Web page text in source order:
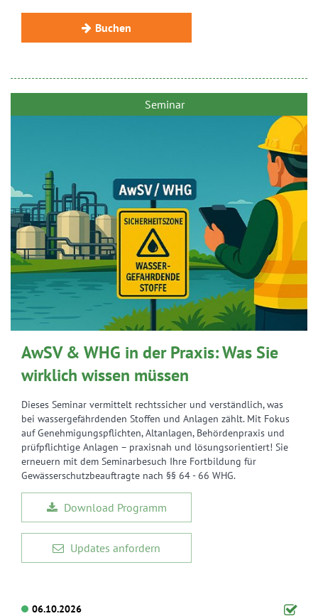
Buchen
Seminar
AwSV & WHG in der Praxis: Was Sie
wirklich wissen müssen
Dieses Seminar vermittelt rechtssicher und verständlich, was
bei wassergefährdenden Stoffen und Anlagen zählt. Mit Fokus
auf Genehmigungspflichten, Altanlagen, Behördenpraxis und
prüfpflichtige Anlagen – praxisnah und lösungsorientiert! Sie
erneuern mit dem Seminarbesuch Ihre Fortbildung für
Gewässerschutzbeauftragte nach §§ 64 - 66 WHG.
Download Programm
Updates anfordern
06.10.2026